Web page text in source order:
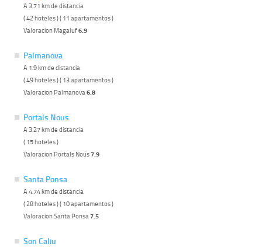
A 3.71 km de distancia
( 42 hoteles ) ( 11 apartamentos )
Valoracion Magaluf6.9
Palmanova
A 1.9 km de distancia
( 49 hoteles ) ( 13 apartamentos )
Valoracion Palmanova 6.8
Portals Nous
A 3.27 km de distancia
( 15 hoteles )
Valoracion Portals Nous7.9
Santa Ponsa
A 4.74 km de distancia
( 28 hoteles ) ( 10 apartamentos )
Valoracion Santa Ponsa 7.5
Son Caliu